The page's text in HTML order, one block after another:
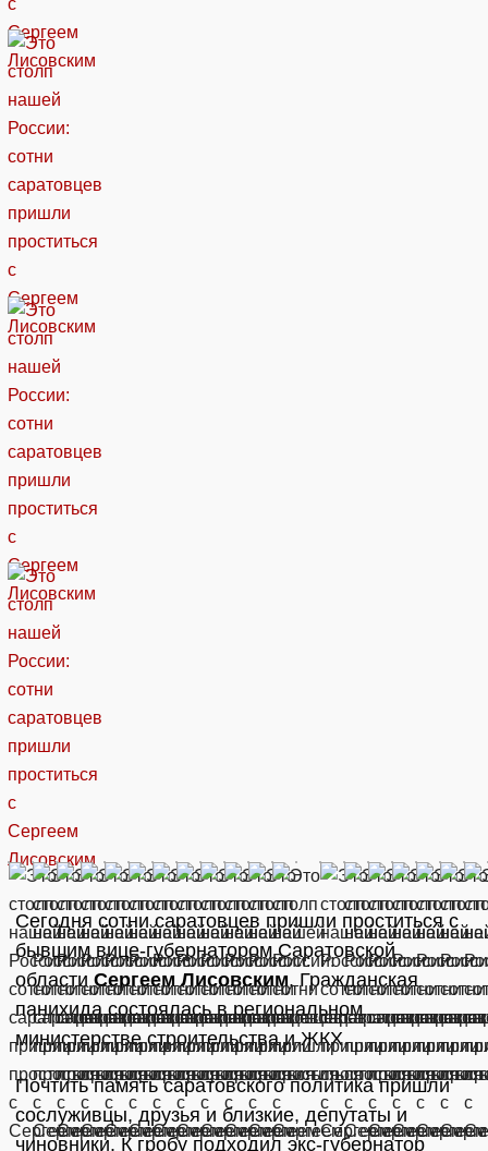
Сегодня сотни саратовцев пришли проститься с
бывшим вице-губернатором Саратовской
области Сергеем Лисовским. Гражданская
панихида состоялась в региональном
министерстве строительства и ЖКХ.
Почтить память саратовского политика пришли
сослуживцы, друзья и близкие, депутаты и
чиновники. К гробу подходил экс-губернатор